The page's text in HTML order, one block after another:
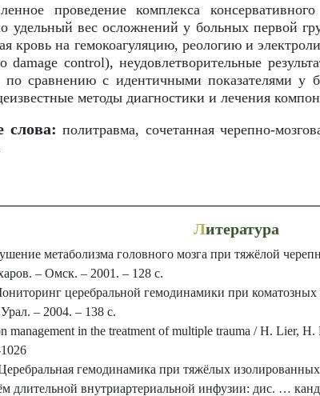
проведение комплекса
удельный вес осложнений у больных первой
кровь на гемокоагуляцию, реологию и
damage control), неудовлетворительные
по сравнению с идентичными показателями у
методы диагностики и лечения
слова: политравма, сочетанная черепно-
Литература
метаболизма головного мозга при тяжёлой
– Омск. – 2001. – 128 с.
церебральной гемодинамики при коматозных
– 2004. – 138 с.
management in the treatment of multiple trauma / H. Lier,
гемодинамика при тяжёлых
длительной внутриартериальной инфузии: дис. …